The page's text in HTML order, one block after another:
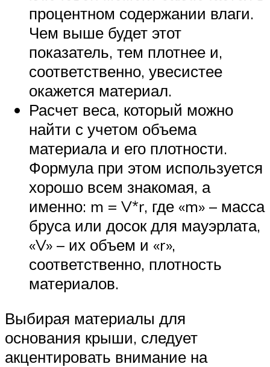
процентном содержании влаги.
Чем выше будет этот
показатель, тем плотнее и,
соответственно, увесистее
окажется материал.
Расчет веса, который можно
найти с учетом объема
материала и его плотности.
Формула при этом используется
хорошо всем знакомая, а
именно: m = V*r, где «m» – масса
бруса или досок для мауэрлата,
«V» – их объем и «r»,
соответственно, плотность
материалов.
Выбирая материалы для
основания крыши, следует
акцентировать внимание на